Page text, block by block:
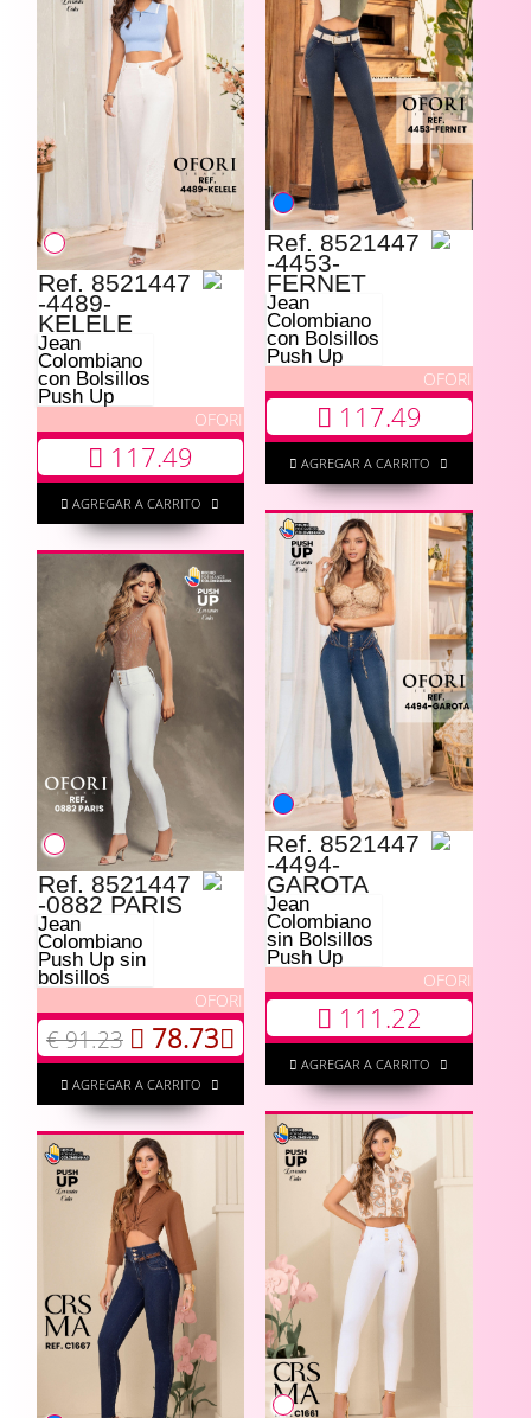
Ref. 8521447
-4453-
FERNET
Jean
Colombiano
con Bolsillos
Push Up
OFORI
117.49
AGREGAR A CARRITO
Ref. 8521447
-4489-
KELELE
Jean
Colombiano
con Bolsillos
Push Up
OFORI
117.49
AGREGAR A CARRITO
Ref. 8521447
-4494-
GAROTA
Jean
Colombiano
sin Bolsillos
Push Up
OFORI
111.22
AGREGAR A CARRITO
Ref. 8521447
-0882 PARIS
Jean
Colombiano
Push Up sin
bolsillos
OFORI
€ 91.23 78.73
AGREGAR A CARRITO